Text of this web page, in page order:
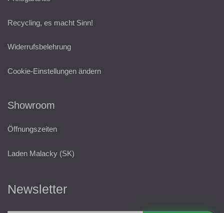
Recycling, es macht Sinn!
Widerrufsbelehrung
Cookie-Einstellungen ändern
Showroom
Öffnungszeiten
Laden Malacky (SK)
Newsletter